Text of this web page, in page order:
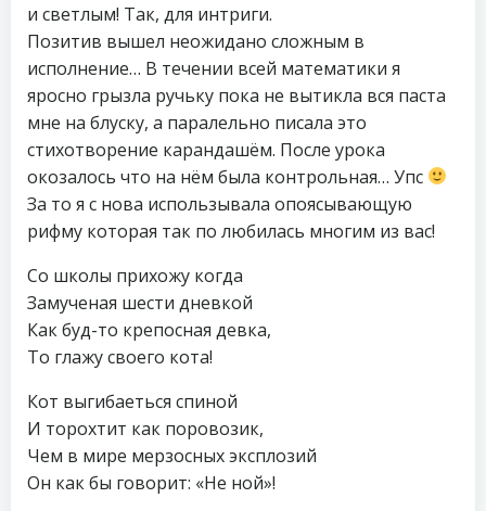
и светлым! Так, для интриги.
Позитив вышел неожидано сложным в
исполнение… В течении всей математики я
яросно грызла ручьку пока не вытикла вся паста
мне на блуску, а паралельно писала это
стихотворение карандашём. После урока
окозалось что на нём была контрольная… Упс
За то я с нова использывала опоясывающую
рифму которая так по любилась многим из вас!
Со школы прихожу когда
Замученая шести дневкой
Как буд-то крепосная девка,
То глажу своего кота!
Кот выгибаеться спиной
И торохтит как поровозик,
Чем в мире мерзосных эксплозий
Он как бы говорит: «Не ной»!